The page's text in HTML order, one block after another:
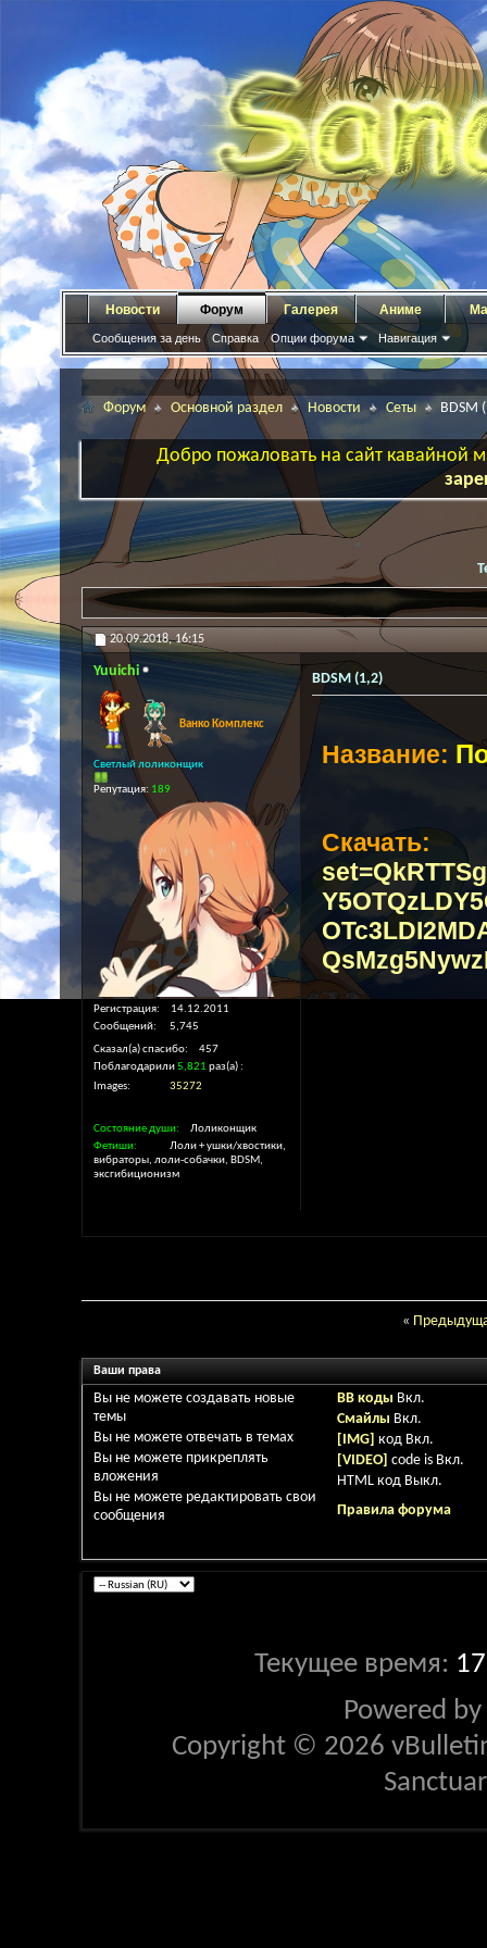
Новости Форум
Сообщения за день Справка Опции форума Навигация
Галерея Аниме
Форум Основной раздел Новости Сеты BDSM
Добро пожаловать на сайт кавайной
20.09.2018,16:15
Yuuichi
Ванко Комплекс
Светлый лоликонщик
Репутация: 189
Регистрация
14.12.2011
Сообщений
5,745
Сказал(а) спасибо
457
Поблагодарили5,821 раз(а)
Images
35272
Состояние души
Лоликонщик
Фетиши
Лоли + ушки/хвостики,
вибраторы, лоли-собачки, BDSM,
эксгибиционизм
BDSM (1,2)
Название:
Скачать:
«
Ваши права
Вы не можете создавать новые
темы
Вы не можете отвечать в темах
Вы не можете прикреплять
вложения
Вы не можете редактировать свои
сообщения
BB коды Вкл.
Смайлы Вкл.
[IMG] код Вкл.
[VIDEO] code is Вкл.
HTML код Выкл.
Правила форума
Текущее время:
Powered by
Copyright © 2026